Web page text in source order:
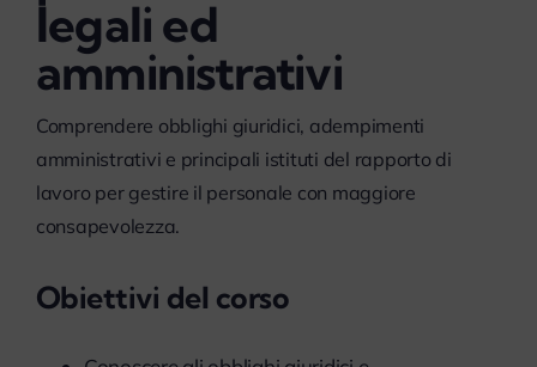
Impegno Sociale
myPeople
legali ed
amministrativi
Comprendere obblighi giuridici, adempimenti
amministrativi e principali istituti del rapporto di
lavoro per gestire il personale con maggiore
consapevolezza.
Obiettivi del corso